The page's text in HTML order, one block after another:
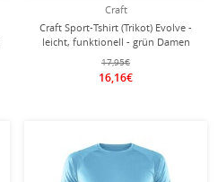
Craft
Craft Sport-Tshirt (Trikot) Evolve -
leicht, funktionell - grün Damen
17,95€
16,16€